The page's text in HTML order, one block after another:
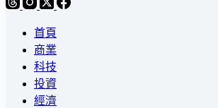
首頁
商業
科技
投資
經濟